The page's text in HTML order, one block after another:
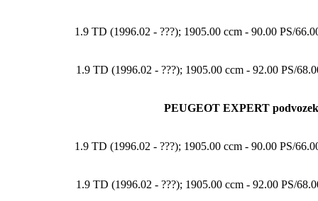
1.9 TD (1996.02 - ???); 1905.00 ccm - 90.00 PS/
1.9 TD (1996.02 - ???); 1905.00 ccm - 92.00 PS/
PEUGEOT EXPERT
1.9 TD (1996.02 - ???); 1905.00 ccm - 90.00 PS/
1.9 TD (1996.02 - ???); 1905.00 ccm - 92.00 PS/